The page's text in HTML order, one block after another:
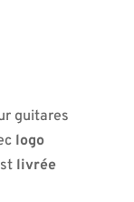
guitares
logo
livrée